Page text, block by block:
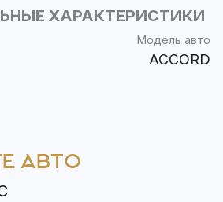
ХАРАКТЕРИСТИКИ
Модель авто
ACCORD
АВТО